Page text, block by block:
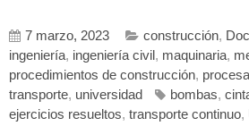
7 marzo, 2023 construcción,
ingeniería, ingeniería civil , maquinaria,
procedimientos de construcción,
transporte, universidad bombas,
ejercicios resueltos, transporte continuo,